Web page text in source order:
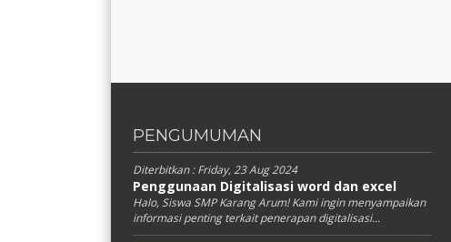
PENGUMUMAN
Diterbitkan :Friday, 23 Aug 2024
Penggunaan Digitalisasi word dan excel
Halo, Siswa SMP Karang Arum! Kami ingin menyampaikan
informasi penting terkait penerapan digitalisasi...